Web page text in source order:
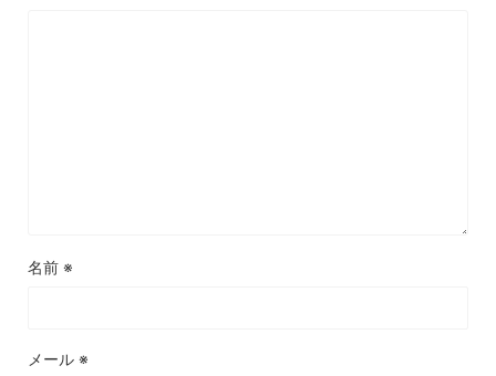
名前 ※
メール ※